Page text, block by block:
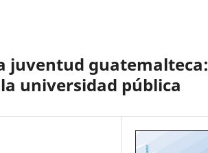
juventud guatemalteca:
universidad pública